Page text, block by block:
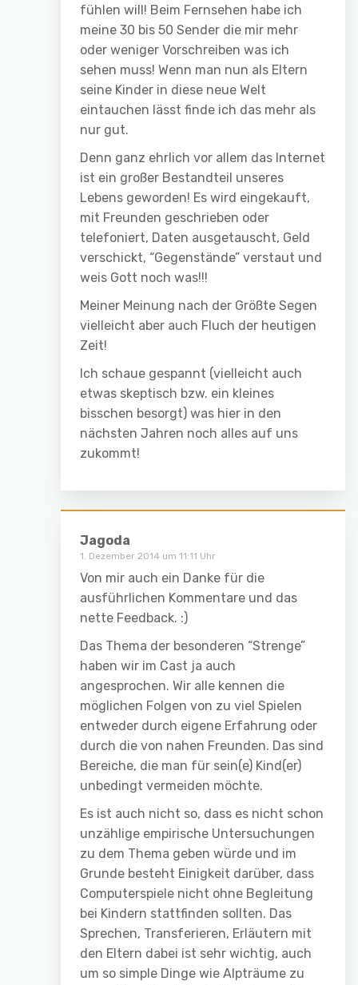
fühlen will! Beim Fernsehen habe ich
meine 30 bis 50 Sender die mir mehr
oder weniger Vorschreiben was ich
sehen muss! Wenn man nun als Eltern
seine Kinder in diese neue Welt
eintauchen lässt finde ich das mehr als
nur gut.
Denn ganz ehrlich vor allem das Internet
ist ein großer Bestandteil unseres
Lebens geworden! Es wird eingekauft,
mit Freunden geschrieben oder
telefoniert, Daten ausgetauscht, Geld
verschickt, “Gegenstände” verstaut und
weis Gott noch was!!!
Meiner Meinung nach der Größte Segen
vielleicht aber auch Fluch der heutigen
Zeit!
Ich schaue gespannt (vielleicht auch
etwas skeptisch bzw. ein kleines
bisschen besorgt) was hier in den
nächsten Jahren noch alles auf uns
zukommt!
Jagoda
1. Dezember 2014 um 11:11 Uhr
Von mir auch ein Danke für die
ausführlichen Kommentare und das
nette Feedback. :)
Das Thema der besonderen “Strenge”
haben wir im Cast ja auch
angesprochen. Wir alle kennen die
möglichen Folgen von zu viel Spielen
entweder durch eigene Erfahrung oder
durch die von nahen Freunden. Das sind
Bereiche, die man für sein(e) Kind(er)
unbedingt vermeiden möchte.
Es ist auch nicht so, dass es nicht schon
unzählige empirische Untersuchungen
zu dem Thema geben würde und im
Grunde besteht Einigkeit darüber, dass
Computerspiele nicht ohne Begleitung
bei Kindern stattfinden sollten. Das
Sprechen, Transferieren, Erläutern mit
den Eltern dabei ist sehr wichtig, auch
um so simple Dinge wie Alpträume zu